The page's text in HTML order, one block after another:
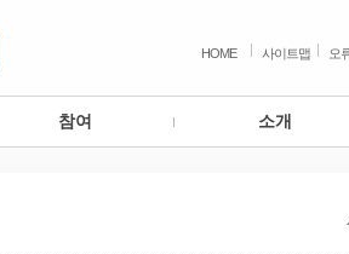
HOME 사이트맵 오
참여 소개